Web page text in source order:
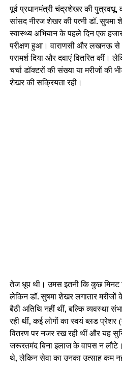
पूर्व प्रधानमंत्री चंद्रशेखर की पुत्रवधू,
सांसद नीरज शेखर की पत्नी डॉ.
स्वास्थ्य अभियान के पहले दिन एक
परीक्षण हुआ। वाराणसी और लखनऊ से
परामर्श दिया और दवाएं वितरित
चर्चा डॉक्टरों की संख्या या मरीजों की
शेखर की सक्रियता रही।
तेज धूप थी। उमस इतनी कि कुछ मिनट
लेकिन डॉ. सुषमा शेखर लगातार
बैठी अतिथि नहीं थीं, बल्कि व्यवस्था
रही थीं, कई लोगों का स्वयं ब्लड प्रेशर
वितरण पर नजर रख रही थीं और यह
जरूरतमंद बिना इलाज के वापस न
थे, लेकिन सेवा का उनका उत्साह कम